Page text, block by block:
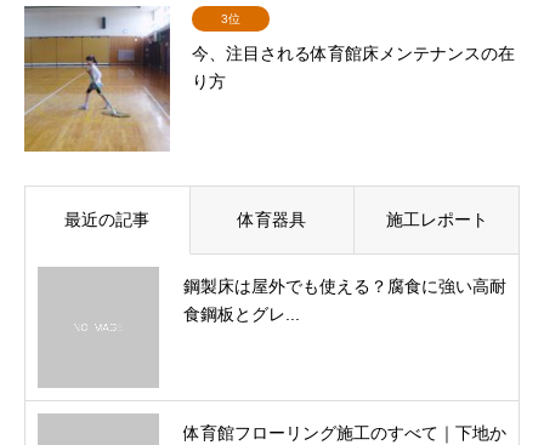
3位
今、注目される体育館床メンテナンスの在
り方
最近の記事 体育器具 施工レポート
鋼製床は屋外でも使える？腐食に強い高耐
食鋼板とグレ...
体育館フローリング施工のすべて｜下地か